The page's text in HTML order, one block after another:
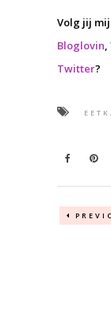
Volg jij
Bloglovin,
Twitter?